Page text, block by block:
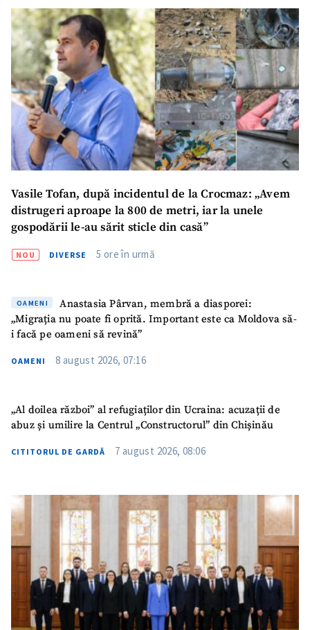
Vasile Tofan, după incidentul de la Crocmaz: „Avem
distrugeri aproape la 800 de metri, iar la unele
gospodării le-au sărit sticle din casă”
NOU DIVERSE 5 ore în urmă
OAMENI
Anastasia Pârvan, membră a diasporei:
„Migrația nu poate fi oprită. Important este ca Moldova să-
i facă pe oameni să revină”
OAMENI 8 august 2026, 07:16
„Al doilea război” al refugiaților din Ucraina: acuzații de
abuz și umilire la Centrul „Constructorul” din Chișinău
CITITORUL DE GARDĂ 7 august 2026, 08:06
Email+ Emailul meu
Telefon
+ Telefon personal
Am citit și sunt de
acord cupolitica de
confidențialitate.
TRIMITE ȘTIREA